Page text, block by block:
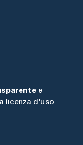
e
licenza d'uso